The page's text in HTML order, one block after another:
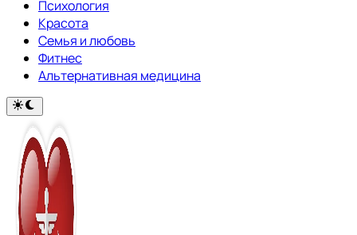
Психология
Красота
Семья и любовь
Фитнес
Альтернативная медицина
Переключить
на
тёмный
режим